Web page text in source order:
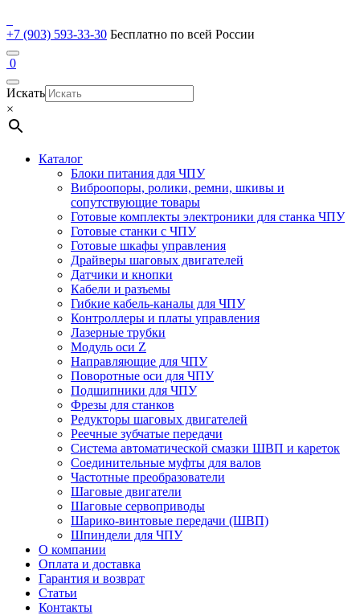
+7 (903) 593-33-30 Бесплатно по всей России
0
Искать
×
Каталог
Блоки питания для ЧПУ
Виброопоры, ролики, ремни, шкивы и
сопутствующие товары
Готовые комплекты электроники для станка ЧПУ
Готовые станки с ЧПУ
Готовые шкафы управления
Драйверы шаговых двигателей
Датчики и кнопки
Кабели и разъемы
Гибкие кабель-каналы для ЧПУ
Контроллеры и платы управления
Лазерные трубки
Модуль оси Z
Направляющие для ЧПУ
Поворотные оси для ЧПУ
Подшипники для ЧПУ
Фрезы для станков
Редукторы шаговых двигателей
Реечные зубчатые передачи
Система автоматической смазки ШВП и кареток
Соединительные муфты для валов
Частотные преобразователи
Шаговые двигатели
Шаговые сервоприводы
Шарико-винтовые передачи (ШВП)
Шпиндели для ЧПУ
О компании
Оплата и доставка
Гарантия и возврат
Статьи
Контакты